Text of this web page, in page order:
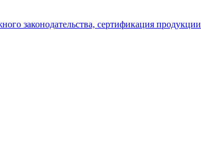
законодательства, сертификация продукции